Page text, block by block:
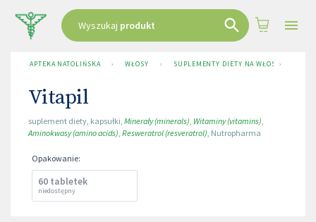
Wyszukaj produkt
APTEKA NATOLIŃSKA › WŁOSY › SUPLEMENTY DIETY NA WŁOSY›
Vitapil
suplement diety, kapsułki, Minerały (minerals), Witaminy (vitamins),
Aminokwasy (amino acids), Resweratrol (resveratrol), Nutropharma
Opakowanie:
60 tabletek
niedostępny